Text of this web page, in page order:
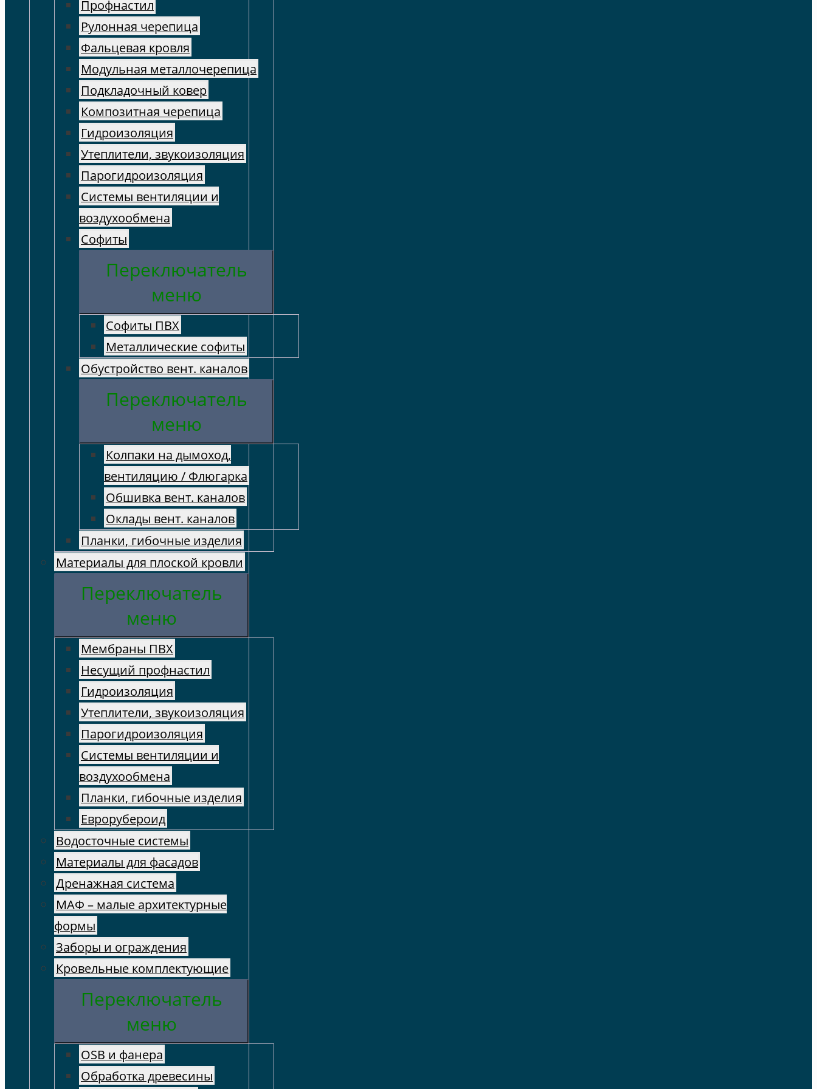
Профнастил
Рулонная черепица
Фальцевая кровля
Модульная металлочерепица
Подкладочный ковер
Композитная черепица
Гидроизоляция
Утеплители, звукоизоляция
Парогидроизоляция
Системы вентиляции и
воздухообмена
Софиты
Переключатель
меню
Софиты ПВХ
Металлические софиты
Обустройство вент. каналов
Переключатель
меню
Колпаки на дымоход,
вентиляцию / Флюгарка
Обшивка вент. каналов
Оклады вент. каналов
Планки, гибочные изделия
Материалы для плоской кровли
Переключатель
меню
Мембраны ПВХ
Несущий профнастил
Гидроизоляция
Утеплители, звукоизоляция
Парогидроизоляция
Системы вентиляции и
воздухообмена
Планки, гибочные изделия
Еврорубероид
Водосточные системы
Материалы для фасадов
Дренажная система
МАФ – малые архитектурные
формы
Заборы и ограждения
Кровельные комплектующие
Переключатель
меню
OSB и фанера
Обработка древесины